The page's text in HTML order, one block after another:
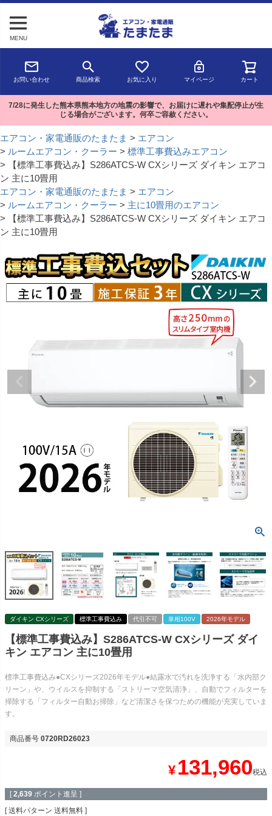
MENU
お問い合わせ 商品検索 お気に入り マイページ カート
7/28に発生した熊本県熊本地方の地震の影響で、お届けに遅れや集配停止が生
じる場合がございます。何卒ご容赦ください。
エアコン・家電通販のたまたま
エアコン
ルームエアコン・クーラー
標準工事費込みエアコン
【標準工事費込み】S286ATCS-W CXシリーズ ダイキン エアコ
ン 主に10畳用
エアコン・家電通販のたまたま
エアコン
ルームエアコン・クーラー
主に10畳用のエアコン
【標準工事費込み】S286ATCS-W CXシリーズ ダイキン エアコ
ン 主に10畳用
ダイキン CXシリーズ 標準工事費込み 代引不可 単相100V 2026年モデル
【標準工事費込み】S286ATCS-W CXシリーズ ダイ
キン エアコン 主に10畳用
標準工事費込み●CXシリーズ2026年モデル●結露水で汚れを洗浄する「水内部ク
リーン」や、ウイルスを抑制する「ストリーマ空気清浄」、自動でフィルターを
掃除する「フィルター自動お掃除」など清潔さを保つための機能が充実していま
す。
商品番号 0720RD26023
¥ 131,960税込
[ 2,639 ポイント進呈 ]
送料パターン 送料無料